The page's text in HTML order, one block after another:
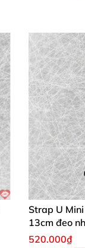
Strap U
13cm đeo
520.000₫